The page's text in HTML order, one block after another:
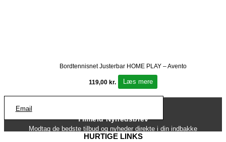
Bordtennisnet Justerbar HOME PLAY – Avento
119,00 kr. Læs mere
Email
Tilmeld Nyhedsbrev
Modtag de bedste tilbud og nyheder direkte i din indbakke
HURTIGE LINKS